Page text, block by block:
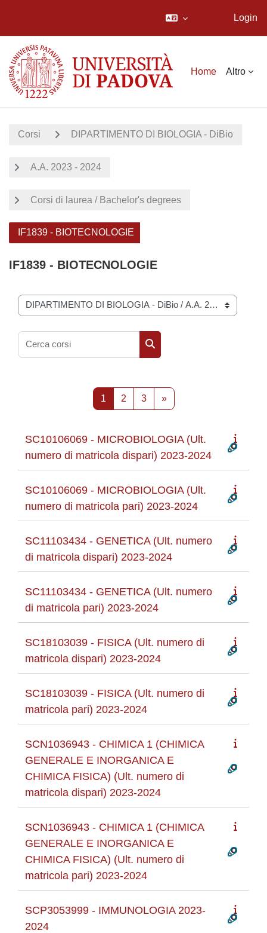
Login
Home Altro
Corsi DIPARTIMENTO DI BIOLOGIA - DiBio
A.A. 2023 - 2024
Corsi di laurea / Bachelor's degrees
IF1839 - BIOTECNOLOGIE
IF1839 - BIOTECNOLOGIE
Categorie di corso
Cerca corsi
Cerca corsi
1 Pagina 1
2Pagina 2
3Pagina 3
»Pagina successiva
SC10106069 - MICROBIOLOGIA (Ult.
numero di matricola dispari) 2023-2024
SC10106069 - MICROBIOLOGIA (Ult.
numero di matricola pari) 2023-2024
SC11103434 - GENETICA (Ult. numero
di matricola dispari) 2023-2024
SC11103434 - GENETICA (Ult. numero
di matricola pari) 2023-2024
SC18103039 - FISICA (Ult. numero di
matricola dispari) 2023-2024
SC18103039 - FISICA (Ult. numero di
matricola pari) 2023-2024
SCN1036943 - CHIMICA 1 (CHIMICA
GENERALE E INORGANICA E
CHIMICA FISICA) (Ult. numero di
matricola dispari) 2023-2024
SCN1036943 - CHIMICA 1 (CHIMICA
GENERALE E INORGANICA E
CHIMICA FISICA) (Ult. numero di
matricola pari) 2023-2024
SCP3053999 - IMMUNOLOGIA 2023-
2024